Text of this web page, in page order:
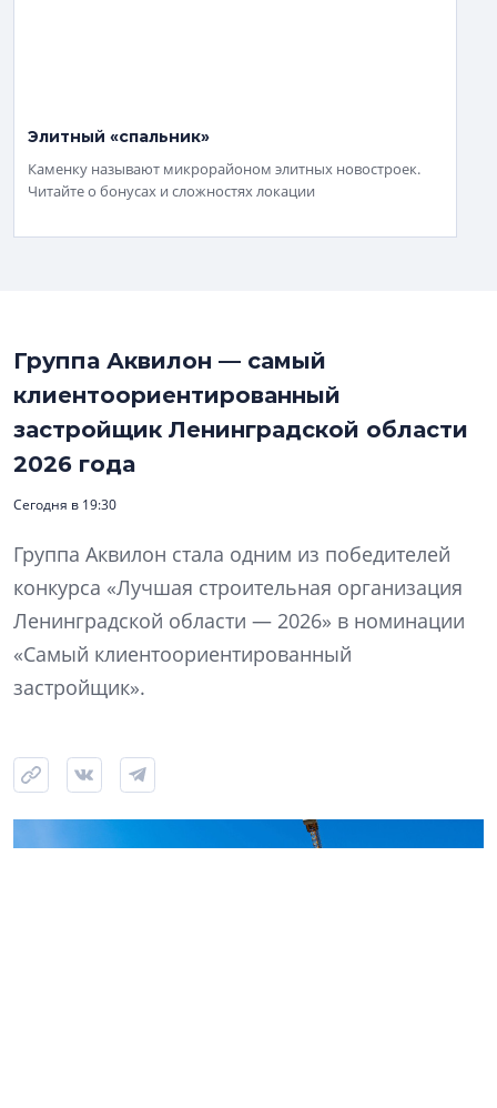
Элитный «спальник»
Каменку называют микрорайоном элитных новостроек.
Читайте о бонусах и сложностях локации
Группа Аквилон — самый
клиентоориентированный
застройщик Ленинградской области
2026 года
Сегодня в 19:30
Группа Аквилон стала одним из победителей
конкурса «Лучшая строительная организация
Ленинградской области — 2026» в номинации
«Самый клиентоориентированный
застройщик».